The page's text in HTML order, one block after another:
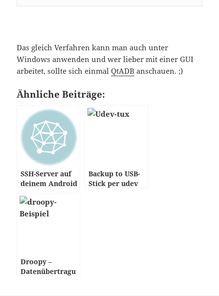
Das gleich Verfahren kann man auch unter
Windows anwenden und wer lieber mit einer GUI
arbeitet, sollte sich einmalQtADB anschauen. ;)
Ähnliche Beiträge:
SSH-Server auf
deinem Android
Backup to USB-
Stick per udev
Droopy –
Datenübertragu